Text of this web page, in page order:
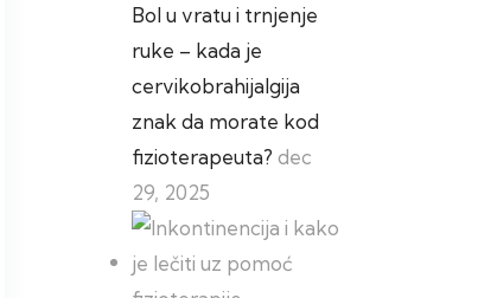
Bol u vratu i trnjenje
ruke – kada je
cervikobrahijalgija
znak da morate kod
fizioterapeuta? dec
29, 2025